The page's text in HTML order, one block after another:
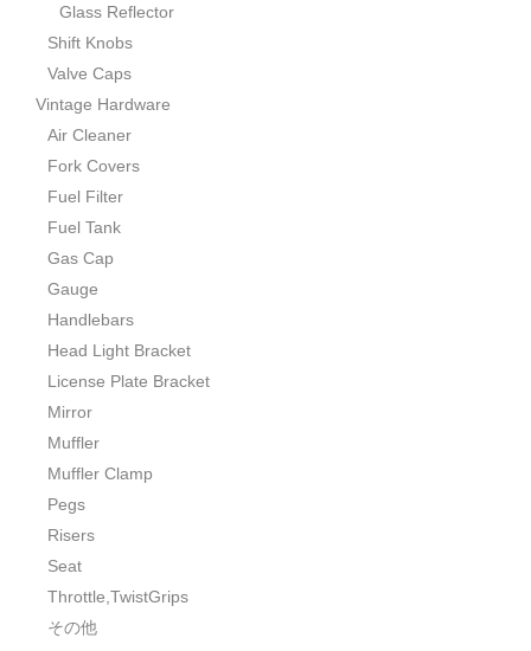
Glass Reflector
Shift Knobs
Valve Caps
Vintage Hardware
Air Cleaner
Fork Covers
Fuel Filter
Fuel Tank
Gas Cap
Gauge
Handlebars
Head Light Bracket
License Plate Bracket
Mirror
Muffler
Muffler Clamp
Pegs
Risers
Seat
Throttle,TwistGrips
その他